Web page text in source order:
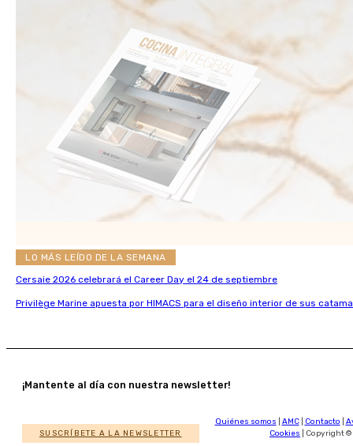
LO MÁS LEÍDO DE LA SEMANA
Cersaie 2026 celebrará el Career Day el 24 de septiembre
Privilège Marine apuesta por HIMACS para el diseño interior de sus
¡Mantente al día con nuestra newsletter!
SUSCRÍBETE A LA NEWSLETTER
Quiénes somos AMC| Contacto
Cookies | Copyright